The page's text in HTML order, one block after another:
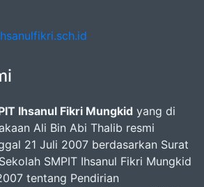
Ihsanul Fikri Mungkid yang di
Ali Bin Abi Thalib resmi
21 Juli 2007 berdasarkan Surat
SMPIT Ihsanul Fikri Mungkid
tentang Pendirian